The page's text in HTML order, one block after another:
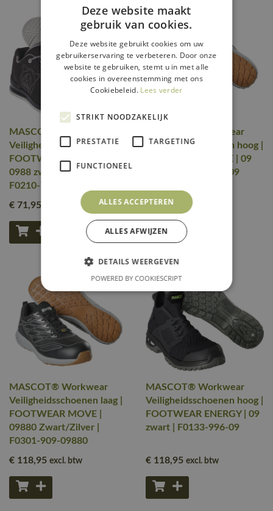
MASCOT® Workwear
Veiligheidsschoenen laag |
FOOTWEAR CLASSIC |
0988 zwart/lichtgrijs |
F0210-702-098
€ 71,95
MASCOT® Workwear
Veiligheidsschoenen hoog |
FOOTWEAR MOVE | 09
zwart | F0304-901-09
€ 129,95 excl. btw
MASCOT® Workwear
Veiligheidsschoenen laag |
FOOTWEAR MOVE |
09880 Zwart/Zilver |
F0301-909-09880
€ 118,95 excl. btw
MASCOT® Workwear
Veiligheidsschoenen hoog |
FOOTWEAR ENERGY | 09
zwart | F0133-996-09
€ 118,95 excl. btw
Deze website maakt
gebruik van cookies.
Deze website gebruikt cookies om uw
gebruikerservaring te verbeteren. Door onze
website te gebruiken, stemt u in met alle
cookies in overeenstemming met ons
Cookiebeleid. Lees verder
STRIKT NOODZAKELIJK
PRESTATIE TARGETING
FUNCTIONEEL
ALLES ACCEPTEREN
ALLES AFWIJZEN
DETAILS WEERGEVEN
POWERED BY COOKIESCRIPT